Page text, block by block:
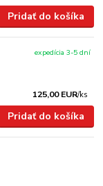
Pridať do košíka
125,00 EUR/ks
expedícia 3-5 dní
Pridať do košíka